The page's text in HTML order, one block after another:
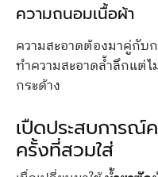
ความถนอมเนื้อผ้า
ความสะอาดต้องมาคู่กั
ทำความสะอาดล้ำลึกแต่ไ
กระด้าง
เปืดประสบการณ์
ครั้งที่สวมใส่